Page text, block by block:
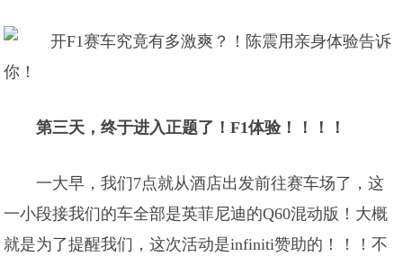
第三天，终于进入正题了！F1体验！！！！
一大早，我们7点就从酒店出发前往赛车场了，这
一小段接我们的车全部是英菲尼迪的Q60混动版！大概
就是为了提醒我们，这次活动是infiniti赞助的！！！不